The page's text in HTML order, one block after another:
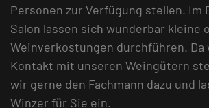
Personen zur Verfügung stellen. Im
Salon lassen sich wunderbar kleine
Weinverkostungen durchführen. Da
Kontakt mit unseren Weingütern
wir gerne den Fachmann dazu und
Winzer für Sie ein.